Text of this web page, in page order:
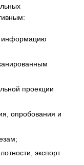
информацию
проекции
опробования и
экспорт